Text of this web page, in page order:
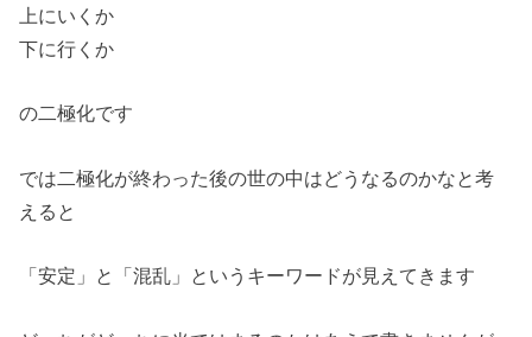
上にいくか
下に行くか
の二極化です
では二極化が終わった後の世の中はどうなるのかなと考
えると
「安定」と「混乱」というキーワードが見えてきます